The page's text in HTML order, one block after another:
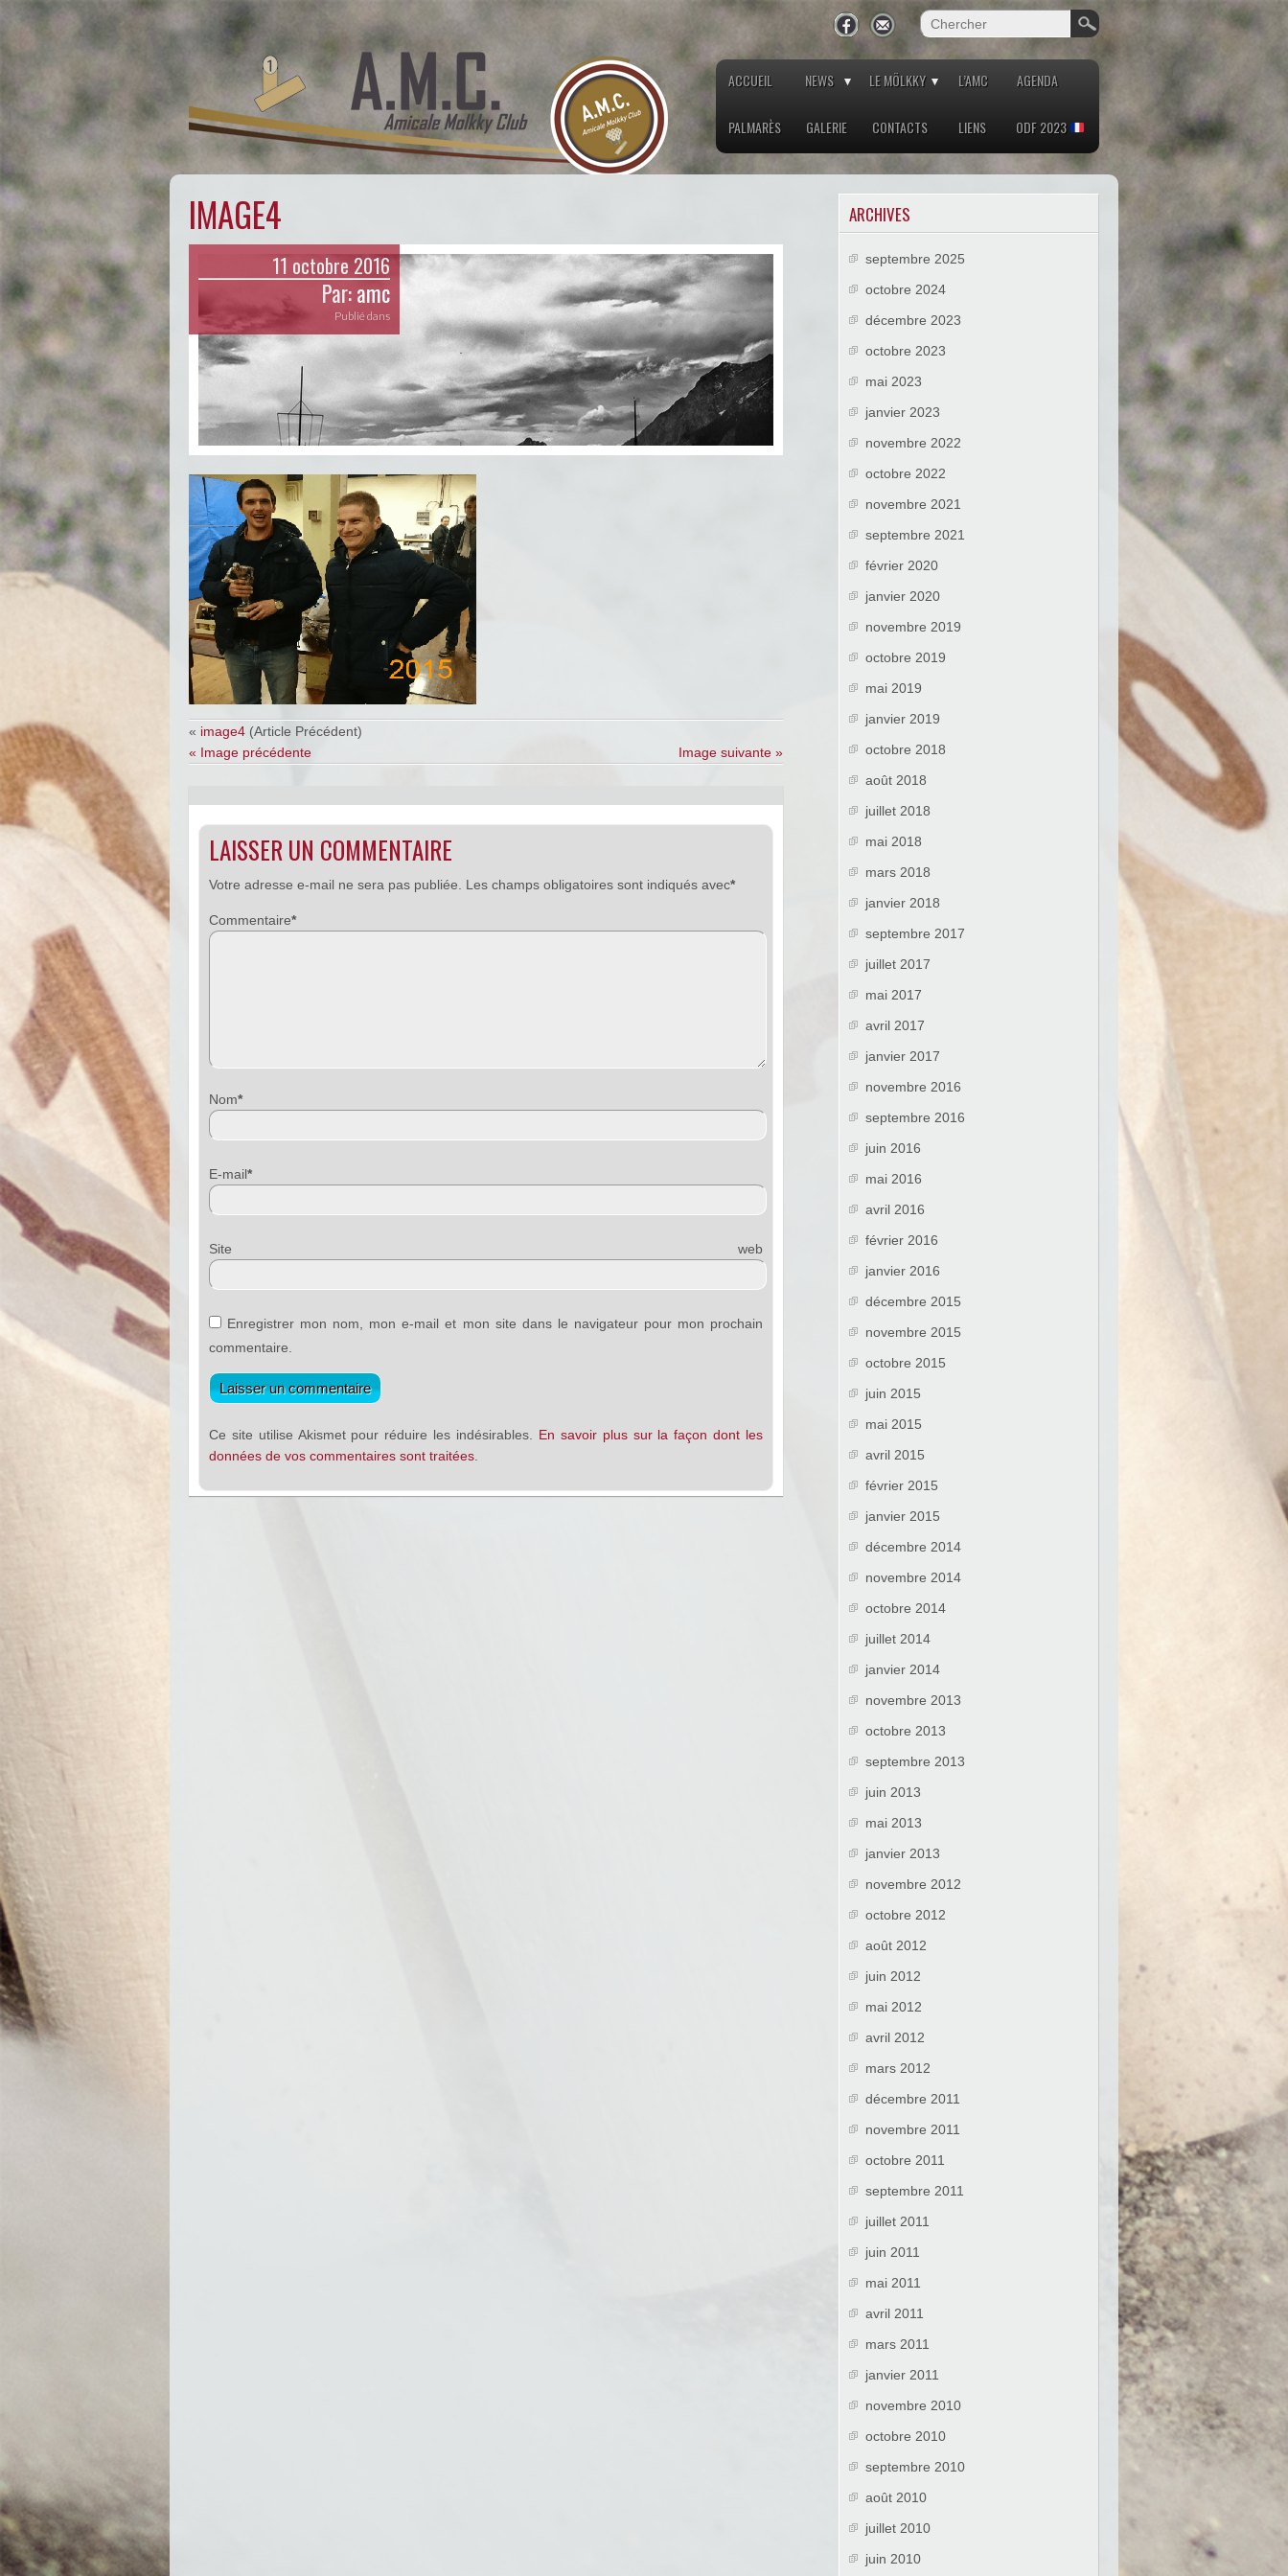
ACCUEIL NEWS LE MÖLKKY L’AMC AGENDA
PALMARÈS GALERIE CONTACTS LIENS ODF 2023
IMAGE4
11 octobre 2016
Par:amc
Publié dans
« image4 (Article Précédent)
« Image précédente
Image suivante »
LAISSER UN COMMENTAIRE
Votre adresse e-mail ne sera pas publiée. Les champs obligatoires sont indiqués avec*
Commentaire*
Nom*
E-mail*
Site web
Enregistrer mon nom, mon e-mail et mon site dans le navigateur pour mon prochain
commentaire.
Ce site utilise Akismet pour réduire les indésirables. En savoir plus sur la façon dont les
données de vos commentaires sont traitées
ARCHIVES
septembre 2025
octobre 2024
décembre 2023
octobre 2023
mai 2023
janvier 2023
novembre 2022
octobre 2022
novembre 2021
septembre 2021
février 2020
janvier 2020
novembre 2019
octobre 2019
mai 2019
janvier 2019
octobre 2018
août 2018
juillet 2018
mai 2018
mars 2018
janvier 2018
septembre 2017
juillet 2017
mai 2017
avril 2017
janvier 2017
novembre 2016
septembre 2016
juin 2016
mai 2016
avril 2016
février 2016
janvier 2016
décembre 2015
novembre 2015
octobre 2015
juin 2015
mai 2015
avril 2015
février 2015
janvier 2015
décembre 2014
novembre 2014
octobre 2014
juillet 2014
janvier 2014
novembre 2013
octobre 2013
septembre 2013
juin 2013
mai 2013
janvier 2013
novembre 2012
octobre 2012
août 2012
juin 2012
mai 2012
avril 2012
mars 2012
décembre 2011
novembre 2011
octobre 2011
septembre 2011
juillet 2011
juin 2011
mai 2011
avril 2011
mars 2011
janvier 2011
novembre 2010
octobre 2010
septembre 2010
août 2010
juillet 2010
juin 2010